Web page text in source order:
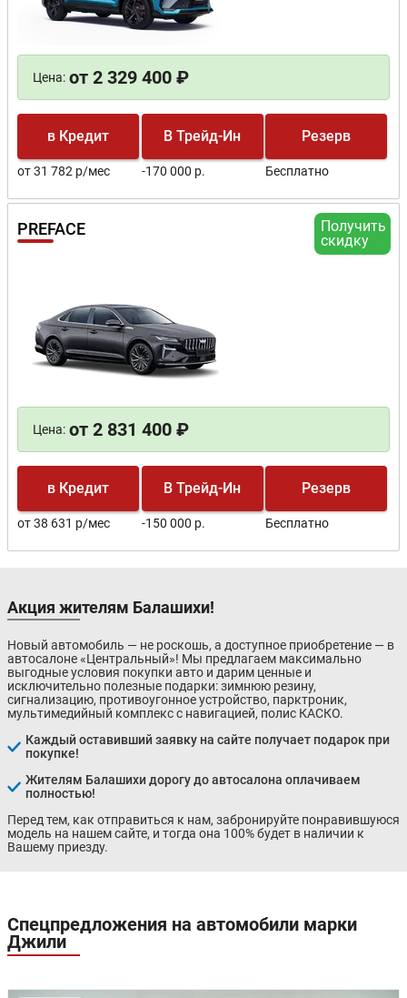
Цена: от 2 329 400 ₽
в Кредит
от 31 782 р/мес
В Трейд-Ин
-170 000 р.
Резерв
Бесплатно
Получить
скидку
PREFACE
Цена: от 2 831 400 ₽
в Кредит
от 38 631 р/мес
В Трейд-Ин
-150 000 р.
Резерв
Бесплатно
Акция жителям Балашихи!
Новый автомобиль — не роскошь, а доступное приобретение — в
автосалоне «Центральный»! Мы предлагаем максимально
выгодные условия покупки авто и дарим ценные и
исключительно полезные подарки: зимнюю резину,
сигнализацию, противоугонное устройство, парктроник,
мультимедийный комплекс с навигацией, полис КАСКО.
Каждый оставивший заявку на сайте получает подарок при
покупке!
Жителям Балашихи дорогу до автосалона оплачиваем
полностью!
Перед тем, как отправиться к нам, забронируйте понравившуюся
модель на нашем сайте, и тогда она 100% будет в наличии к
Вашему приезду.
Спецпредложения на автомобили марки
Джили